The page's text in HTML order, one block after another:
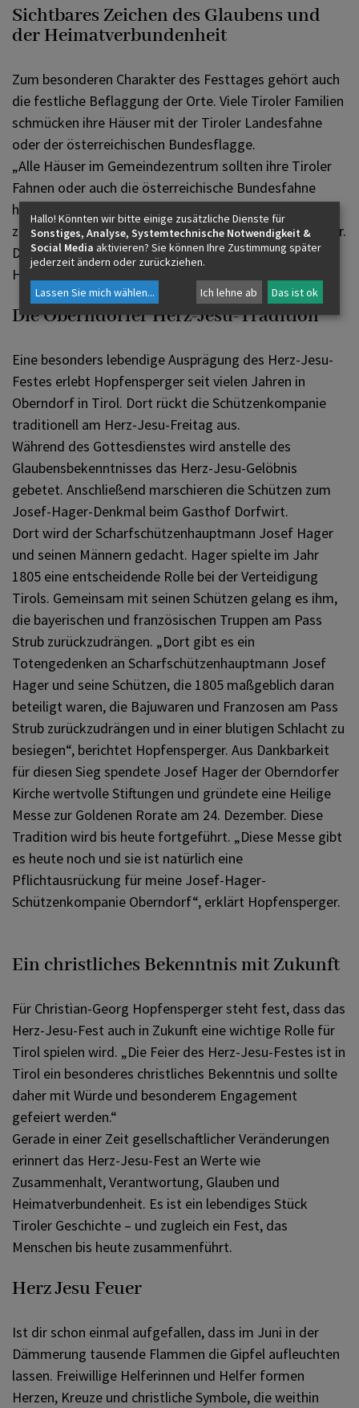
Sichtbares Zeichen des Glaubens und
der Heimatverbundenheit
Zum besonderen Charakter des Festtages gehört auch
die festliche Beflaggung der Orte. Viele Tiroler Familien
schmücken ihre Häuser mit der Tiroler Landesfahne
oder der österreichischen Bundesflagge.
„Alle Häuser im Gemeindezentrum sollten ihre Tiroler
Fahnen oder auch die österreichische Bundesfahne
hissen, um den besonderen Charakter dieses Tages
zum Ausdruck zu bringen“, wünscht sich Hopfensperger.
Die Fahnen werden damit zu sichtbaren Symbolen für
Heimatverbundenheit, Tradition und Glauben.
Die Oberndorfer Herz-Jesu-Tradition
Eine besonders lebendige Ausprägung des Herz-Jesu-
Festes erlebt Hopfensperger seit vielen Jahren in
Oberndorf in Tirol. Dort rückt die Schützenkompanie
traditionell am Herz-Jesu-Freitag aus.
Während des Gottesdienstes wird anstelle des
Glaubensbekenntnisses das Herz-Jesu-Gelöbnis
gebetet. Anschließend marschieren die Schützen zum
Josef-Hager-Denkmal beim Gasthof Dorfwirt.
Dort wird der Scharfschützenhauptmann Josef Hager
und seinen Männern gedacht. Hager spielte im Jahr
1805 eine entscheidende Rolle bei der Verteidigung
Tirols. Gemeinsam mit seinen Schützen gelang es ihm,
die bayerischen und französischen Truppen am Pass
Strub zurückzudrängen. „Dort gibt es ein
Totengedenken an Scharfschützenhauptmann Josef
Hager und seine Schützen, die 1805 maßgeblich daran
beteiligt waren, die Bajuwaren und Franzosen am Pass
Strub zurückzudrängen und in einer blutigen Schlacht zu
besiegen“, berichtet Hopfensperger. Aus Dankbarkeit
für diesen Sieg spendete Josef Hager der Oberndorfer
Kirche wertvolle Stiftungen und gründete eine Heilige
Messe zur Goldenen Rorate am 24. Dezember. Diese
Tradition wird bis heute fortgeführt. „Diese Messe gibt
es heute noch und sie ist natürlich eine
Pflichtausrückung für meine Josef-Hager-
Schützenkompanie Oberndorf“, erklärt Hopfensperger.
Ein christliches Bekenntnis mit Zukunft
Für Christian-Georg Hopfensperger steht fest, dass das
Herz-Jesu-Fest auch in Zukunft eine wichtige Rolle für
Tirol spielen wird. „Die Feier des Herz-Jesu-Festes ist in
Tirol ein besonderes christliches Bekenntnis und sollte
daher mit Würde und besonderem Engagement
gefeiert werden.“
Gerade in einer Zeit gesellschaftlicher Veränderungen
erinnert das Herz-Jesu-Fest an Werte wie
Zusammenhalt, Verantwortung, Glauben und
Heimatverbundenheit. Es ist ein lebendiges Stück
Tiroler Geschichte – und zugleich ein Fest, das
Menschen bis heute zusammenführt.
Herz Jesu Feuer
Ist dir schon einmal aufgefallen, dass im Juni in der
Dämmerung tausende Flammen die Gipfel aufleuchten
lassen. Freiwillige Helferinnen und Helfer formen
Herzen, Kreuze und christliche Symbole, die weithin
Hallo! Könnten wir bitte einige zusätzliche Dienste für
Sonstiges, Analyse, Systemtechnische Notwendigkeit &
Social Media aktivieren? Sie können Ihre Zustimmung später
jederzeit ändern oder zurückziehen.
Lassen Sie mich wählen... Ich lehne ab Das ist ok